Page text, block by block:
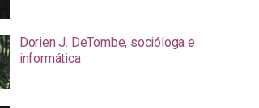
Dorien J. DeTombe, socióloga e
informática